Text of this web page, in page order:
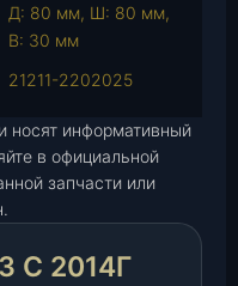
Д: 80 мм, Ш: 80 мм,
В: 30 мм
21211-2202025
носят информативный
в официальной
запчасти или
С 2014Г